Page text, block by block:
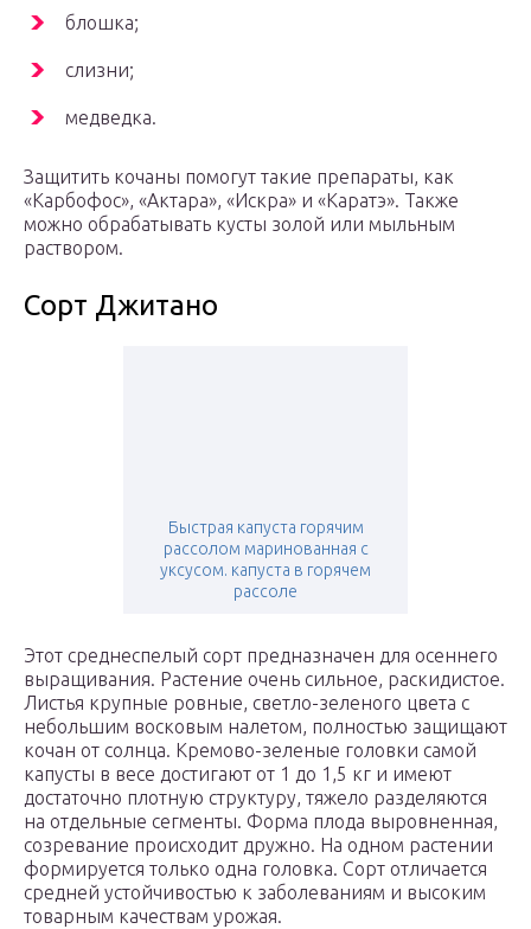
блошка;
слизни;
медведка.
Защитить кочаны помогут такие препараты, как
«Карбофос», «Актара», «Искра» и «Каратэ». Также
можно обрабатывать кусты золой или мыльным
раствором.
Сорт Джитано
Быстрая капуста горячим
рассолом маринованная с
уксусом. капуста в горячем
рассоле
Этот среднеспелый сорт предназначен для осеннего
выращивания. Растение очень сильное, раскидистое.
Листья крупные ровные, светло-зеленого цвета с
небольшим восковым налетом, полностью защищают
кочан от солнца. Кремово-зеленые головки самой
капусты в весе достигают от 1 до 1,5 кг и имеют
достаточно плотную структуру, тяжело разделяются
на отдельные сегменты. Форма плода выровненная,
созревание происходит дружно. На одном растении
формируется только одна головка. Сорт отличается
средней устойчивостью к заболеваниям и высоким
товарным качествам урожая.